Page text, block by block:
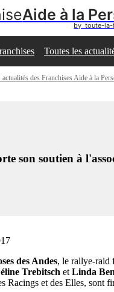
Aide à la
by  toute-
Toutes les
actualités des Franchises Aide à la
son soutien à
des Andes, le rallye-raid
Trebitsch et Linda
Racings et des Elles, sont